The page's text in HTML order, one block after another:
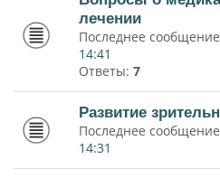
лечении
Последнее сообщение
14:41
Ответы: 7
Развитие
Последнее сообщение
14:31